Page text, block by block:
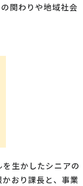
関わりや地域社会
生かしたシニアの
おり課長と、事業